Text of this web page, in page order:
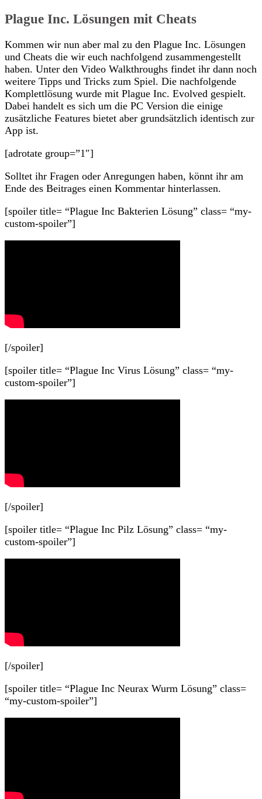
Plague Inc. Lösungen mit Cheats
Kommen wir nun aber mal zu den Plague Inc. Lösungen
und Cheats die wir euch nachfolgend zusammengestellt
haben. Unter den Video Walkthroughs findet ihr dann noch
weitere Tipps und Tricks zum Spiel. Die nachfolgende
Komplettlösung wurde mit Plague Inc. Evolved gespielt.
Dabei handelt es sich um die PC Version die einige
zusätzliche Features bietet aber grundsätzlich identisch zur
App ist.
[adrotate group=”1″]
Solltet ihr Fragen oder Anregungen haben, könnt ihr am
Ende des Beitrages einen Kommentar hinterlassen.
[spoiler title= “Plague Inc Bakterien Lösung” class= “my-
custom-spoiler”]
[/spoiler]
[spoiler title= “Plague Inc Virus Lösung” class= “my-
custom-spoiler”]
[/spoiler]
[spoiler title= “Plague Inc Pilz Lösung” class= “my-
custom-spoiler”]
[/spoiler]
[spoiler title= “Plague Inc Neurax Wurm Lösung” class=
“my-custom-spoiler”]